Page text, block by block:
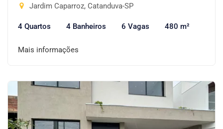
Jardim Caparroz, Catanduva-SP
4 Quartos 4 Banheiros 6 Vagas 480 m²
Mais informações